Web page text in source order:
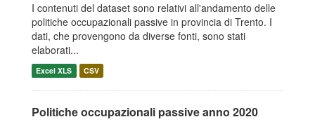
I contenuti del dataset sono relativi all'andamento delle
politiche occupazionali passive in provincia di Trento. I
dati, che provengono da diverse fonti, sono stati
elaborati...
Excel XLS CSV
Politiche occupazionali passive anno 2020